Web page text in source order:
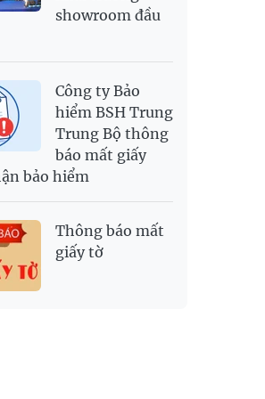
showroom đầu
Công ty Bảo
hiểm BSH Trung
Trung Bộ thông
báo mất giấy
bảo hiểm
Thông báo mất
giấy tờ